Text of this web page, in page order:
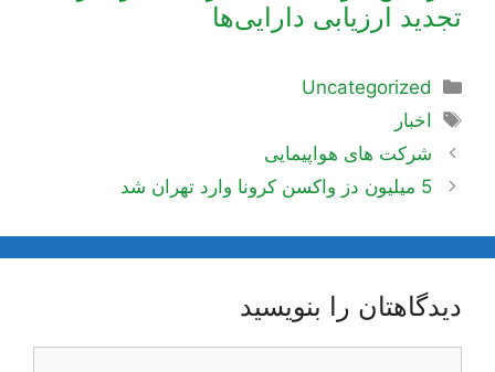
تجدید ارزیابی دارایی‌ها
دسته‌ها
Uncategorized
برچسب‌ها
اخبار
ناوبری
نوشته‌ها
شرکت های هواپیمایی
5 میلیون دز واکسن کرونا وارد تهران شد
دیدگاهتان را بنویسید